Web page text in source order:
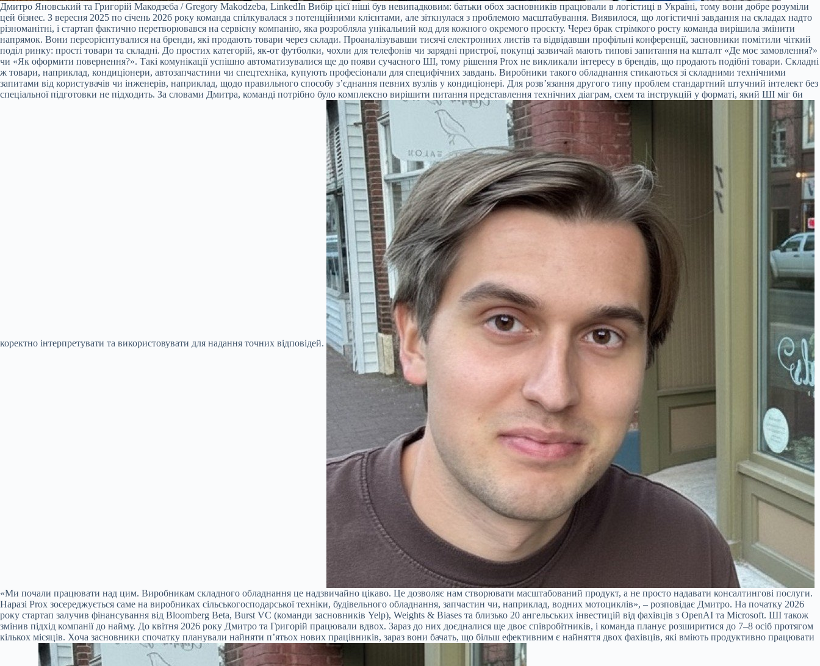
Дмитро Яновський та Григорій Макодзеба / Gregory Makodzeba, LinkedIn Вибір цієї ніші був невипадковим: батьки обох засновників працювали в логістиці в Україні, тому вони добре розуміли
цей бізнес. З вересня 2025 по січень 2026 року команда спілкувалася з потенційними клієнтами, але зіткнулася з проблемою масштабування. Виявилося, що логістичні завдання на складах надто
різноманітні, і стартап фактично перетворювався на сервісну компанію, яка розробляла унікальний код для кожного окремого проєкту. Через брак стрімкого росту команда вирішила змінити
напрямок. Вони переорієнтувалися на бренди, які продають товари через склади. Проаналізувавши тисячі електронних листів та відвідавши профільні конференції, засновники помітили чіткий
поділ ринку: прості товари та складні. До простих категорій, як-от футболки, чохли для телефонів чи зарядні пристрої, покупці зазвичай мають типові запитання на кшталт «Де моє замовлення?»
чи «Як оформити повернення?». Такі комунікації успішно автоматизувалися ще до появи сучасного ШІ, тому рішення Prox не викликали інтересу в брендів, що продають подібні товари. Складні
ж товари, наприклад, кондиціонери, автозапчастини чи спецтехніка, купують професіонали для специфічних завдань. Виробники такого обладнання стикаються зі складними технічними
запитами від користувачів чи інженерів, наприклад, щодо правильного способу з’єднання певних вузлів у кондиціонері. Для розв’язання другого типу проблем стандартний штучний інтелект без
спеціальної підготовки не підходить. За словами Дмитра, команді потрібно було комплексно вирішити питання представлення технічних діаграм, схем та інструкцій у форматі, який ШІ міг би
коректно інтерпретувати та використовувати для надання точних відповідей.
«Ми почали працювати над цим. Виробникам складного обладнання це надзвичайно цікаво. Це дозволяє нам створювати масштабований продукт, а не просто надавати консалтингові послуги.
Наразі Prox зосереджується саме на виробниках сільськогосподарської техніки, будівельного обладнання, запчастин чи, наприклад, водних мотоциклів», – розповідає Дмитро. На початку 2026
року стартап залучив фінансування від Bloomberg Beta, Burst VC (команди засновників Yelp), Weights & Biases та близько 20 ангельських інвестицій від фахівців з OpenAI та Microsoft. ШІ також
змінив підхід компанії до найму. До квітня 2026 року Дмитро та Григорій працювали вдвох. Зараз до них доєдналися ще двоє співробітників, і команда планує розширитися до 7–8 осіб протягом
кількох місяців. Хоча засновники спочатку планували найняти п’ятьох нових працівників, зараз вони бачать, що більш ефективним є найняття двох фахівців, які вміють продуктивно працювати